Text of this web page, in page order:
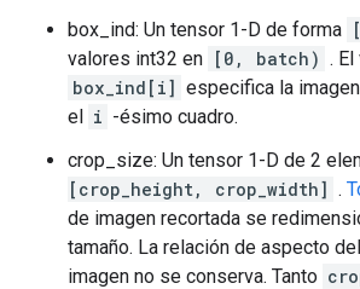
box_ind: Un tensor 1-D de forma
valores int32 en [0, batch) .
box_ind[i] especifica la
el i -ésimo cuadro.
crop_size: Un tensor 1-D de 2
[crop_height, crop_width] .
de imagen recortada se
tamaño. La relación de aspecto
imagen no se conserva. Tanto